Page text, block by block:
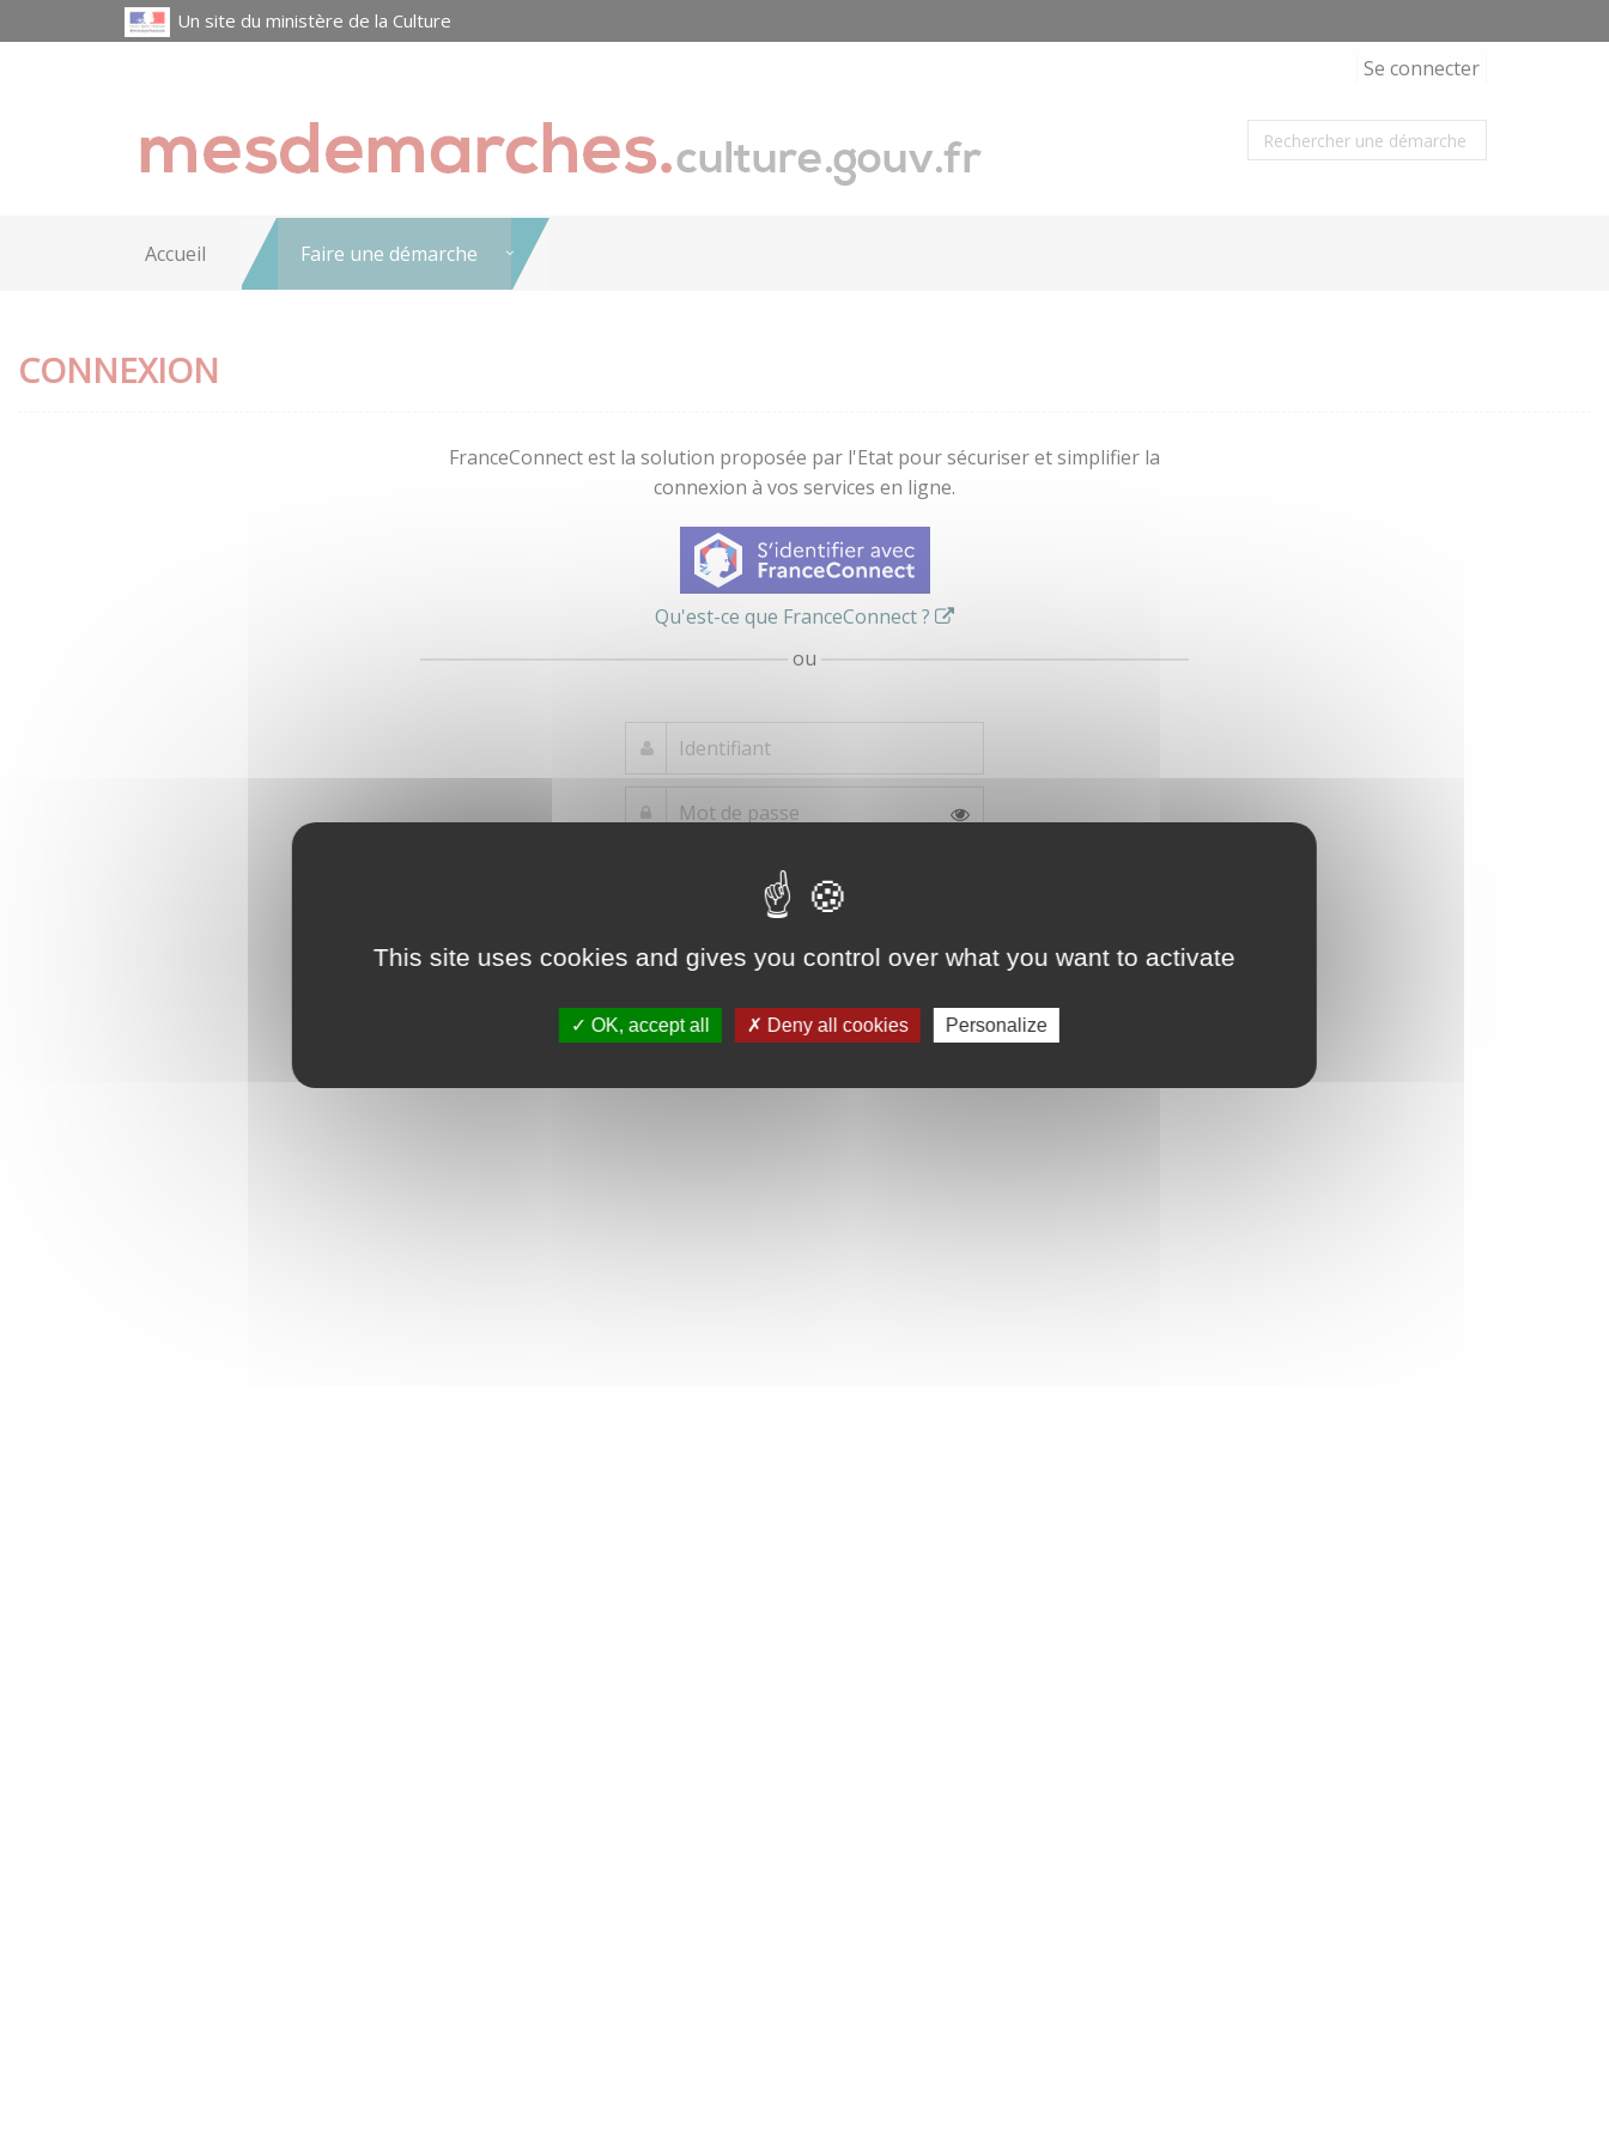
This site uses cookies and gives you control over what you want to activate
OK, accept all Deny all cookies Personalize
Un site du ministère de la Culture
Se connecter
Accueil Faire une démarche
CONNEXION
FranceConnect est la solution proposée par l'Etat pour sécuriser et simplifier la
connexion à vos services en ligne.
Qu'est-ce que FranceConnect ?
ou
compte